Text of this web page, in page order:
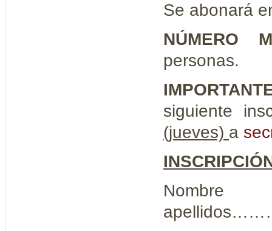
Se abonará
NÚMERO
personas.
siguiente
(jueves) a